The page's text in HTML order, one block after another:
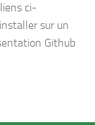
ci-
sur un
Github